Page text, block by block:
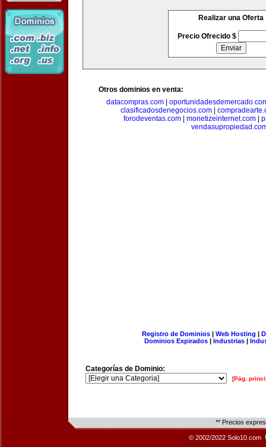
Realizar una Oferta
Precio Ofrecido $
Otros dominios en venta:
datacompras.com
clasificadosdenegocios.com|
forodeventas.com| monetizeinternet.com|
Registro de Dominios| Web Hosting |
Dominios Expirados | Industrias |
Categorías de Dominio:
[Pág.
** Precios
© 2002/2022 Solo10.com